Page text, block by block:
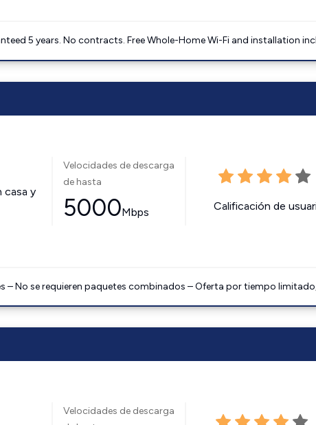
5 years. No contracts. Free Whole-Home Wi-Fi and installation
casa y
Velocidades de descarga
de hasta
5000Mbps Calificación de
– No se requieren paquetes combinados – Oferta por tiempo
Velocidades de descarga